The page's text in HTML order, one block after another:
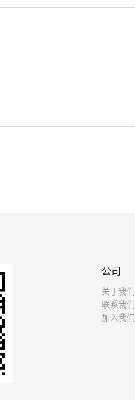
公司
关于我们
联系我们
加入我们